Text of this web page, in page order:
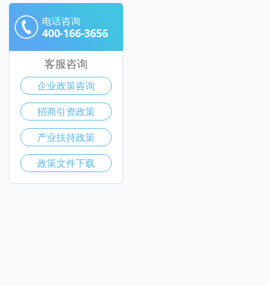
电话咨询
400-166-3656
客服咨询
企业政策咨询
招商引资政策
产业扶持政策
政策文件下载